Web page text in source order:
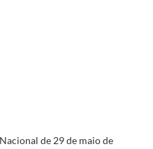
de 29 de maio de